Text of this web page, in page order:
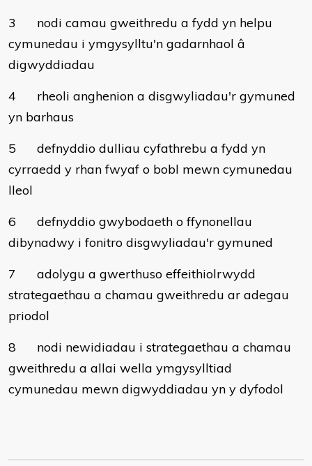
3
nodi camau gweithredu a fydd yn helpu
cymunedau i ymgysylltu'n gadarnhaol â
digwyddiadau
4
rheoli anghenion a disgwyliadau'r gymuned
yn barhaus
5
defnyddio dulliau cyfathrebu a fydd yn
cyrraedd y rhan fwyaf o bobl mewn cymunedau
lleol
6
defnyddio gwybodaeth o ffynonellau
dibynadwy i fonitro disgwyliadau'r gymuned
7
adolygu a gwerthuso effeithiolrwydd
strategaethau a chamau gweithredu ar adegau
priodol
8
nodi newidiadau i strategaethau a chamau
gweithredu a allai wella ymgysylltiad
cymunedau mewn digwyddiadau yn y dyfodol